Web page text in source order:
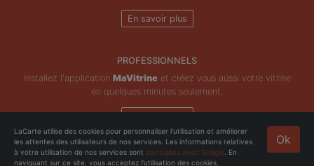
En savoir plus
PROFESSIONNELS
Installez l'application MaVitrineet créez vous aussi votre vitrine
en quelques minutes seulement.
En savoir plus
Copyright © ZeMAP 2026 - Tous droits réservés. Ok
LaCarte utilise des cookies pour personnaliser l'utilisation et améliorer
les attentes des utilisateurs de nos services. Les informations relatives
à votre utilisation de nos services sont partagées avec Google . En
naviguant sur ce site, vous acceptez l'utilisation des cookies.